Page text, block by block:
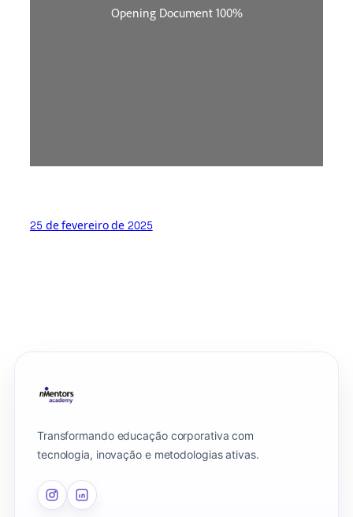
25 de fevereiro de 2025
Transformando educação corporativa com
tecnologia, inovação e metodologias ativas.